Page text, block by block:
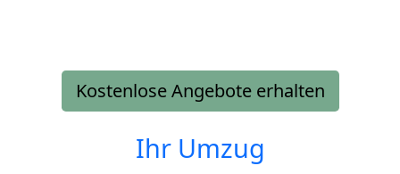
Kostenlose Angebote erhalten
Ihr Umzug